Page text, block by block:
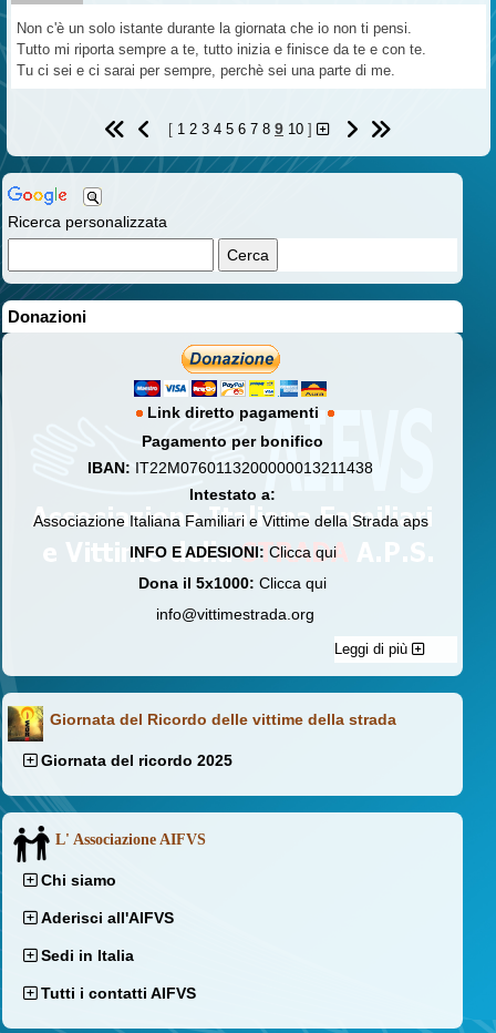
Ricerca personalizzata
Donazioni
Link diretto pagamenti
Pagamento per bonifico
IBAN: IT22M0760113200000013211438
Intestato a:
Associazione Italiana Familiari e Vittime della Strada aps
INFO E ADESIONI: Clicca qui
Dona il 5x1000: Clicca qui
info@vittimestrada.org
Leggi di più
Giornata del Ricordo delle vittime della strada
Giornata del ricordo 2025
L' Associazione AIFVS
Chi siamo
Aderisci all'AIFVS
Sedi in Italia
Tutti i contatti AIFVS
Non c'è un solo istante durante la giornata che io non ti pensi.
Tutto mi riporta sempre a te, tutto inizia e finisce da te e con te.
Tu ci sei e ci sarai per sempre, perchè sei una parte di me.
[ 1 2 3 4 5 6 7 8 9 10 ]